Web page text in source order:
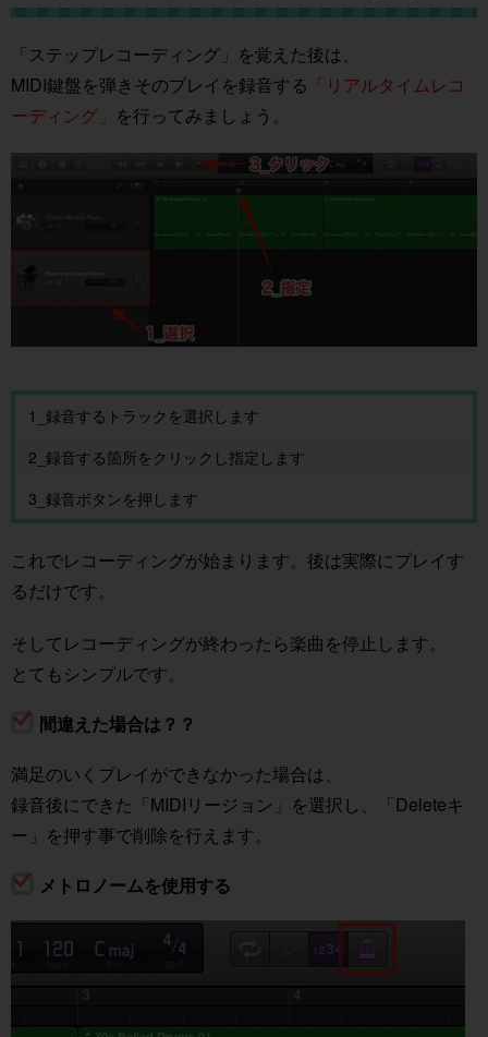
「ステップレコーディング」を覚えた後は、
MIDI鍵盤を弾きそのプレイを録音する 「リアルタイムレコ
ーディング」 を行ってみましょう。
1_録音するトラックを選択します
2_録音する箇所をクリックし指定します
3_録音ボタンを押します
これでレコーディングが始まります。後は実際にプレイす
るだけです。
そしてレコーディングが終わったら楽曲を停止します。
とてもシンプルです。
間違えた場合は？？
満足のいくプレイができなかった場合は、
録音後にできた「MIDIリージョン」を選択し、「Deleteキ
ー」を押す事で削除を行えます。
メトロノームを使用する